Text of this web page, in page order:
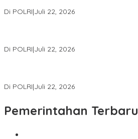
Di POLRI|Juli 22, 2026
Di POLRI|Juli 22, 2026
Di POLRI|Juli 22, 2026
Pemerintahan Terbaru